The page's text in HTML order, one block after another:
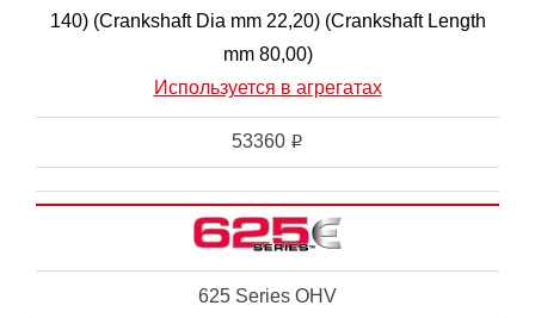
140) (Crankshaft Dia mm 22,20) (Crankshaft Length
mm 80,00)
Используется в агрегатах
53360 i
625 Series OHV